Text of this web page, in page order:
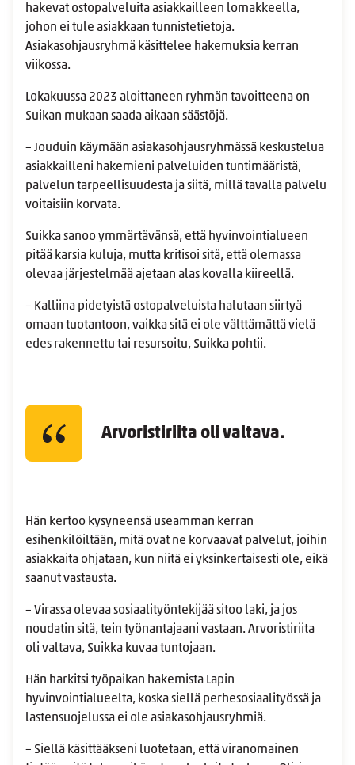
hakevat ostopalveluita asiakkailleen lomakkeella,
johon ei tule asiakkaan tunnistetietoja.
Asiakasohjausryhmä käsittelee hakemuksia kerran
viikossa.
Lokakuussa 2023 aloittaneen ryhmän tavoitteena on
Suikan mukaan saada aikaan säästöjä.
– Jouduin käymään asiakasohjausryhmässä keskustelua
asiakkailleni hakemieni palveluiden tuntimääristä,
palvelun tarpeellisuudesta ja siitä, millä tavalla palvelu
voitaisiin korvata.
Suikka sanoo ymmärtävänsä, että hyvinvointialueen
pitää karsia kuluja, mutta kritisoi sitä, että olemassa
olevaa järjestelmää ajetaan alas kovalla kiireellä.
– Kalliina pidetyistä ostopalveluista halutaan siirtyä
omaan tuotantoon, vaikka sitä ei ole välttämättä vielä
edes rakennettu tai resursoitu, Suikka pohtii.
Arvoristiriita oli valtava.
Hän kertoo kysyneensä useamman kerran
esihenkilöiltään, mitä ovat ne korvaavat palvelut, joihin
asiakkaita ohjataan, kun niitä ei yksinkertaisesti ole, eikä
saanut vastausta.
– Virassa olevaa sosiaalityöntekijää sitoo laki, ja jos
noudatin sitä, tein työnantajaani vastaan. Arvoristiriita
oli valtava, Suikka kuvaa tuntojaan.
Hän harkitsi työpaikan hakemista Lapin
hyvinvointialueelta, koska siellä perhesosiaalityössä ja
lastensuojelussa ei ole asiakasohjausryhmiä.
– Siellä käsittääkseni luotetaan, että viranomainen